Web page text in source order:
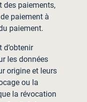
des paiements,
paiement à
paiement.
les données
origine et leurs
ou la
la révocation